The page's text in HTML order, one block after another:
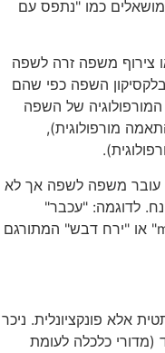
(175) וביטויים מושאלים כמו "נתפס עם
צירוף משפה זרה לשפה
השפה כפי שהם
של השפה
מורפולוגית),
עובר משפה לשפה אך לא
לדוגמה: "עכבר"
(מחשב) שעבר תרגום שאילה מ-"mouse" או "ירח דבש" המתורגם
אלא פונקציונלית. ניכר
(מדורי כלכלה לעומת